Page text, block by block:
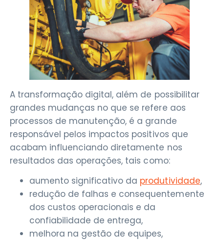
A transformação digital, além de possibilitar
grandes mudanças no que se refere aos
processos de manutenção, é a grande
responsável pelos impactos positivos que
acabam influenciando diretamente nos
resultados das operações, tais como:
aumento significativo da produtividade,
redução de falhas e consequentemente
dos custos operacionais e da
confiabilidade de entrega,
melhora na gestão de equipes,